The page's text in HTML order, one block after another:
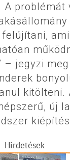
jegyzi
új
Hirdetések